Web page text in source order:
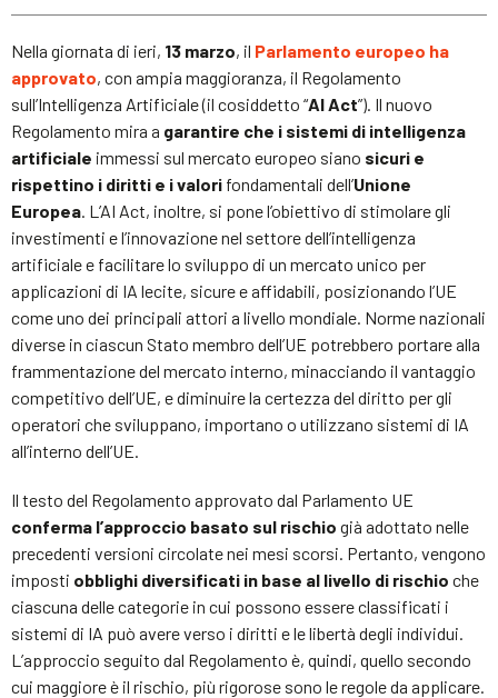
Nella giornata di ieri, 13 marzo, il Parlamento europeo ha
approvato, con ampia maggioranza, il Regolamento
sull’Intelligenza Artificiale (il cosiddetto “AI Act”). Il nuovo
Regolamento mira a garantire che i sistemi di intelligenza
artificiale immessi sul mercato europeo siano sicuri e
rispettino i diritti e i valori fondamentali dell’Unione
Europea. L’AI Act, inoltre, si pone l’obiettivo di stimolare gli
investimenti e l’innovazione nel settore dell’intelligenza
artificiale e facilitare lo sviluppo di un mercato unico per
applicazioni di IA lecite, sicure e affidabili, posizionando l’UE
come uno dei principali attori a livello mondiale. Norme nazionali
diverse in ciascun Stato membro dell’UE potrebbero portare alla
frammentazione del mercato interno, minacciando il vantaggio
competitivo dell’UE, e diminuire la certezza del diritto per gli
operatori che sviluppano, importano o utilizzano sistemi di IA
all’interno dell’UE.
Il testo del Regolamento approvato dal Parlamento UE
conferma l’approccio basato sul rischio già adottato nelle
precedenti versioni circolate nei mesi scorsi. Pertanto, vengono
imposti obblighi diversificati in base al livello di rischio che
ciascuna delle categorie in cui possono essere classificati i
sistemi di IA può avere verso i diritti e le libertà degli individui.
L’approccio seguito dal Regolamento è, quindi, quello secondo
cui maggiore è il rischio, più rigorose sono le regole da applicare.